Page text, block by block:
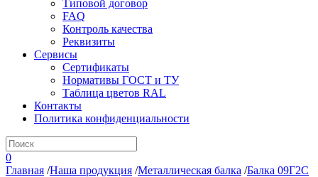
Типовой договор
FAQ
Контроль качества
Реквизиты
Сервисы
Сертификаты
Нормативы ГОСТ и ТУ
Таблица цветов RAL
Контакты
Политика конфиденциальности
0
Главная /Наша продукция /Металлическая балка /Балка 09Г2С